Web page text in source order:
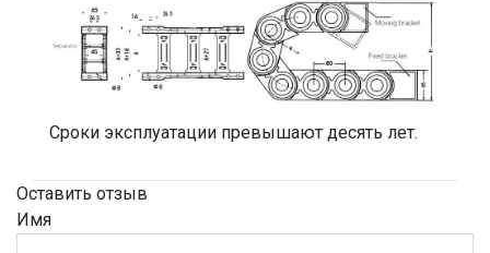
Сроки эксплуатации превышают десять лет.
Оставить отзыв
Имя